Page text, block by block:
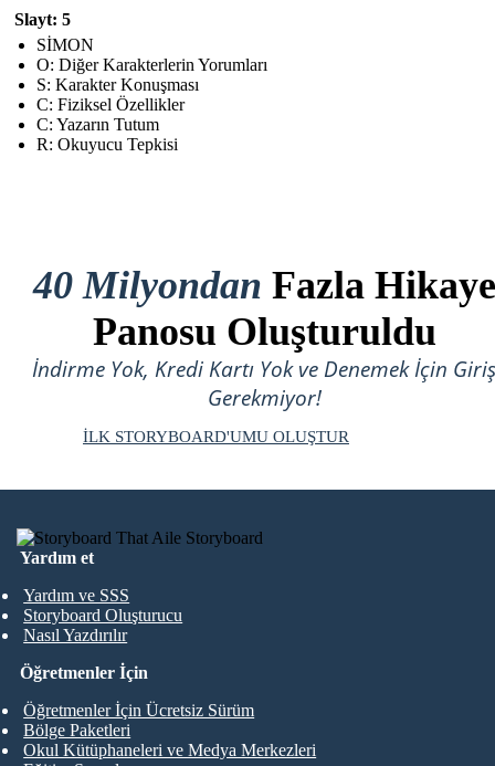
Slayt: 5
SİMON
O: Diğer Karakterlerin Yorumları
S: Karakter Konuşması
C: Fiziksel Özellikler
C: Yazarın Tutum
R: Okuyucu Tepkisi
40 Milyondan Fazla Hikaye
Panosu Oluşturuldu
İndirme Yok, Kredi Kartı Yok ve Denemek İçin Giriş
Gerekmiyor!
İLK STORYBOARD'UMU OLUŞTUR
Yardım et
Yardım ve SSS
Storyboard Oluşturucu
Nasıl Yazdırılır
Öğretmenler İçin
Öğretmenler İçin Ücretsiz Sürüm
Bölge Paketleri
Okul Kütüphaneleri ve Medya Merkezleri